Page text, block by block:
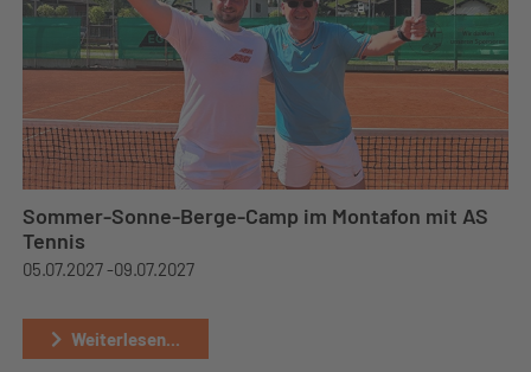
Sommer-Sonne-Berge-Camp im Montafon mit AS
Tennis
05.07.2027 -09.07.2027
Weiterlesen...